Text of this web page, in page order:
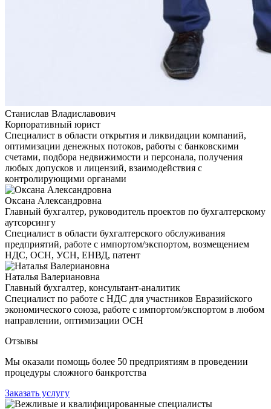
Станислав Владиславович
Корпоративный юрист
Специалист в области открытия и ликвидации компаний,
оптимизации денежных потоков, работы с банковскими
счетами, подбора недвижимости и персонала, получения
любых допусков и лицензий, взаимодействия с
контролирующими органами
Оксана Александровна
Главный бухгалтер, руководитель проектов по бухгалтерскому
аутсорсингу
Специалист в области бухгалтерского обслуживания
предприятий, работе с импортом/экспортом, возмещением
НДС, ОСН, УСН, ЕНВД, патент
Наталья Валериановна
Главный бухгалтер, консультант-аналитик
Специалист по работе с НДС для участников Евразийского
экономического союза, работе с импортом/экспортом в любом
направлении, оптимизации ОСН
Отзывы
Мы оказали помощь более 50 предприятиям в проведении
процедуры сложного банкротства
Заказать услугу